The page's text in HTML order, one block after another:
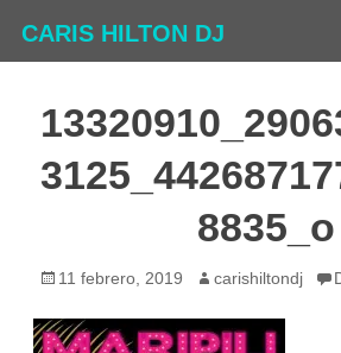
CARIS HILTON DJ
8835_o
Publicado
11 febrero, 2019 Autor
carishiltondj